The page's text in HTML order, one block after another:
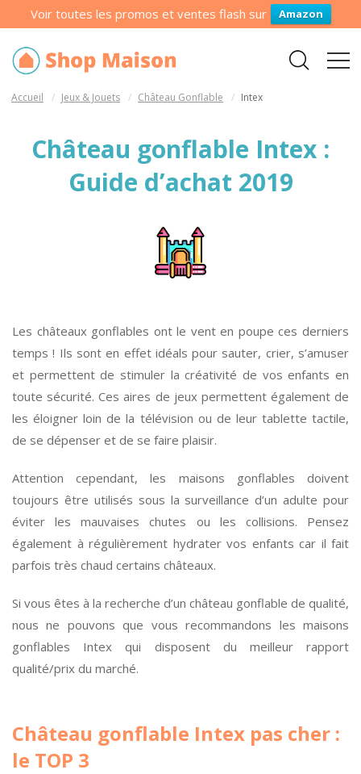
Voir toutes les promos et ventes flash sur Amazon
Accueil Jeux & Jouets Château Gonflable Intex
Château gonflable Intex :
Guide d’achat 2019
Les châteaux gonflables ont le vent en poupe ces derniers
temps ! Ils sont en effet idéals pour sauter, crier, s’amuser
et permettent de stimuler la créativité de vos enfants en
toute sécurité. Ces aires de jeux permettent également de
les éloigner loin de la télévision ou de leur tablette tactile,
de se dépenser et de se faire plaisir.
Attention cependant, les maisons gonflables doivent
toujours être utilisés sous la surveillance d’un adulte pour
éviter les mauvaises chutes ou les collisions. Pensez
également à régulièrement hydrater vos enfants car il fait
parfois très chaud certains châteaux.
Si vous êtes à la recherche d’un château gonflable de qualité,
nous ne pouvons que vous recommandons les maisons
gonflables Intex qui disposent du meilleur rapport
qualité/prix du marché.
Château gonflable Intex pas cher :
le TOP 3